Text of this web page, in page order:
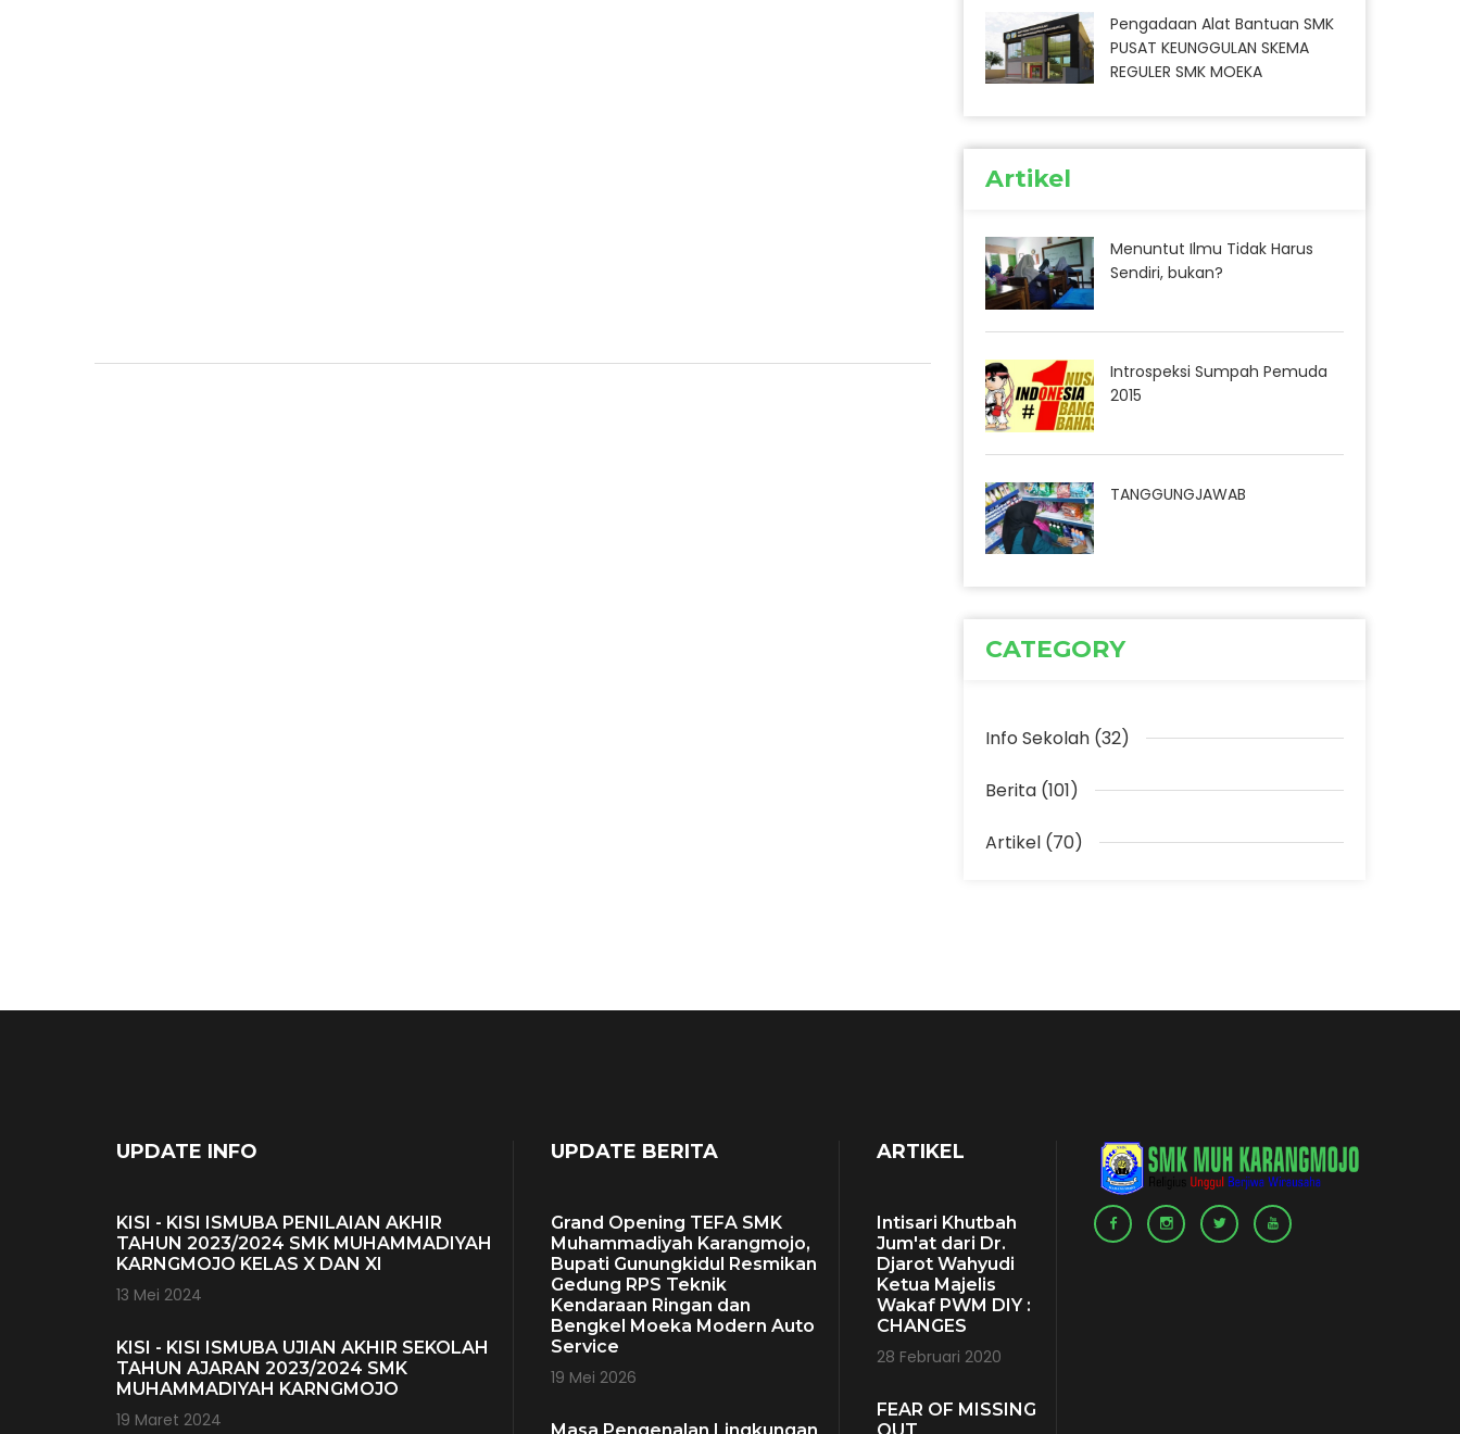
Pengadaan Alat Bantuan SMK
PUSAT KEUNGGULAN SKEMA
REGULER SMK MOEKA
Artikel
Menuntut Ilmu Tidak Harus
Sendiri, bukan?
Introspeksi Sumpah Pemuda
2015
TANGGUNGJAWAB
CATEGORY
Info Sekolah (32)
Berita (101)
Artikel (70)
UPDATE INFO
KISI - KISI ISMUBA PENILAIAN AKHIR
TAHUN 2023/2024 SMK MUHAMMADIYAH
KARNGMOJO KELAS X DAN XI
13 Mei 2024
KISI - KISI ISMUBA UJIAN AKHIR SEKOLAH
TAHUN AJARAN 2023/2024 SMK
MUHAMMADIYAH KARNGMOJO
19 Maret 2024
UPDATE BERITA
Grand Opening TEFA SMK
Muhammadiyah Karangmojo,
Bupati Gunungkidul Resmikan
Gedung RPS Teknik
Kendaraan Ringan dan
Bengkel Moeka Modern Auto
Service
19 Mei 2026
ARTIKEL
Intisari Khutbah
Jum'at dari Dr.
Djarot Wahyudi
Ketua Majelis
Wakaf PWM DIY :
CHANGES
28 Februari 2020
FEAR OF MISSING